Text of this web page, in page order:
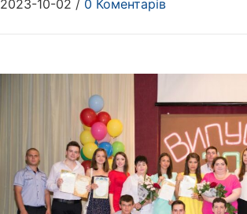
2023-10-02 / 0 Коментарів